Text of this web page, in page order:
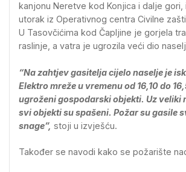
kanjonu Neretve kod Konjica i dalje gori,
utorak iz Operativnog centra Civilne
U Tasovčićima kod Čapljine je gorjela
raslinje, a vatra je ugrozila veći dio
“Na zahtjev gasitelja cijelo naselje je
Elektro mreže u vremenu od 16,10 do
ugroženi gospodarski objekti. Uz veliki
svi objekti su spašeni. Požar su gasile
snage”, stoji u izvješću.
Također se navodi kako se požarište